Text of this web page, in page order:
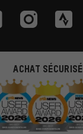
ACHAT SÉCURISÉ